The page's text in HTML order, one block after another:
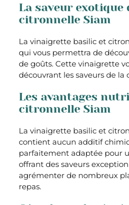
La saveur
citronnelle Siam
La vinaigrette basilic et
qui vous permettra de
de goûts. Cette vinaigrette
découvrant les saveurs de la
Les avantages
citronnelle Siam
La vinaigrette basilic et
contient aucun additif
parfaitement adaptée pour
offrant des saveurs
agrémenter de nombreux
repas.